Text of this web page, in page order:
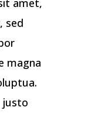
sed
magna
justo